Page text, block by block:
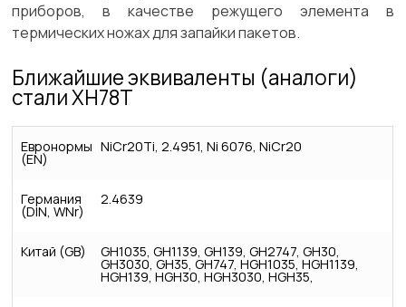
приборов, в качестве режущего элемента в
термических ножах для запайки пакетов.
Ближайшие эквиваленты (аналоги)
стали ХН78Т
Евронормы
(EN)
NiCr20Ti, 2.4951, Ni 6076, NiCr20
Германия
(DIN, WNr)
2.4639
Китай (GB) GH1035, GH1139, GH139, GH2747, GH30,
GH3030, GH35, GH747, HGH1035, HGH1139,
HGH139, HGH30, HGH3030, HGH35,